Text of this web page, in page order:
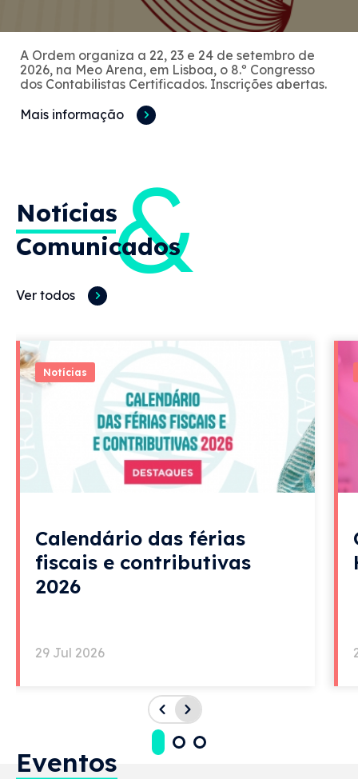
A Ordem organiza a 22, 23 e 24 de setembro de
2026, na Meo Arena, em Lisboa, o 8.º Congresso
dos Contabilistas Certificados. Inscrições abertas.
Mais informação
Notícias&
Comunicados
Ver todos
Notícias
Calendário das férias
fiscais e contributivas
2026
29 Jul 2026
Eventos